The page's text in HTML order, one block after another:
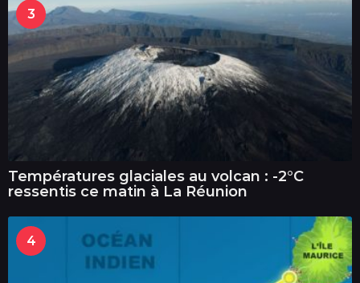
3
Températures glaciales au volcan : -2°C
ressentis ce matin à La Réunion
4